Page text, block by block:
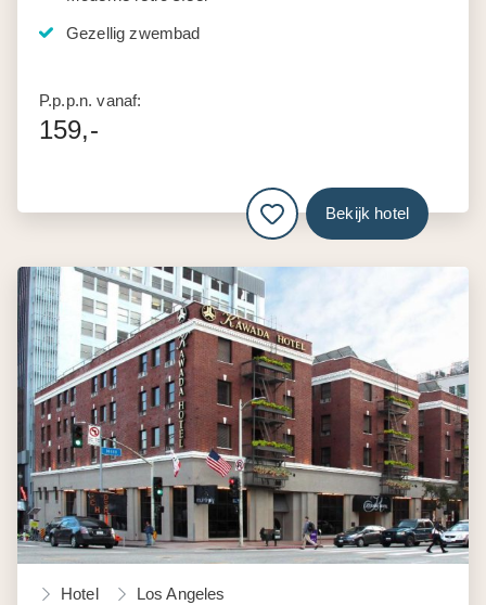
Gezellig zwembad
P.p.p.n. vanaf:
159,-
Bekijk hotel
Hotel Los Angeles